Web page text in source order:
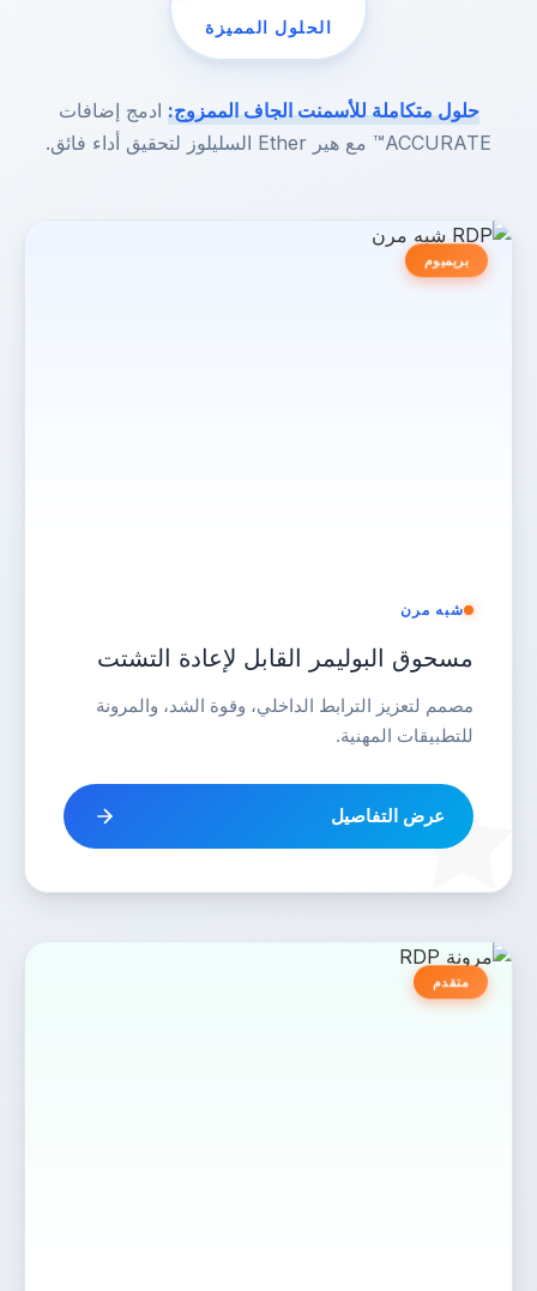
الحلول المميزة
حلول متكاملة للأسمنت الجاف الممزوج:ادمج إضافات
ACCURATE™ مع هير Ether السليلوز لتحقيق أداء فائق.
بريميوم
شبه مرن
مسحوق البوليمر القابل لإعادة التشتت
مصمم لتعزيز الترابط الداخلي، وقوة الشد، والمرونة
للتطبيقات المهنية.
عرض التفاصيل
متقدم